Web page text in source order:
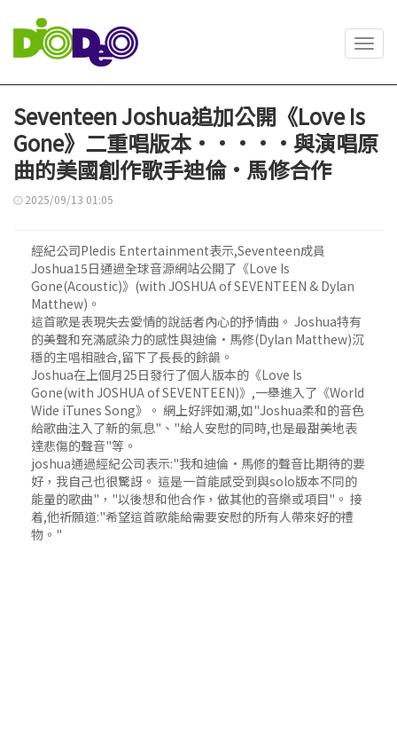
Seventeen Joshua追加公開《Love Is
Gone》二重唱版本·····與演唱原
曲的美國創作歌手迪倫·馬修合作
2025/09/13 01:05
經紀公司Pledis Entertainment表示,Seventeen成員
Joshua15日通過全球音源網站公開了《Love Is
Gone(Acoustic)》(with JOSHUA of SEVENTEEN & Dylan
Matthew)。
這首歌是表現失去愛情的說話者內心的抒情曲。 Joshua特有
的美聲和充滿感染力的感性與迪倫·馬修(Dylan Matthew)沉
穩的主唱相融合,留下了長長的餘韻。
Joshua在上個月25日發行了個人版本的《Love Is
Gone(with JOSHUA of SEVENTEEN)》,一舉進入了《World
Wide iTunes Song》。 網上好評如潮,如"Joshua柔和的音色
給歌曲注入了新的氣息"、"給人安慰的同時,也是最甜美地表
達悲傷的聲音"等。
joshua通過經紀公司表示:"我和迪倫·馬修的聲音比期待的要
好，我自己也很驚訝。 這是一首能感受到與solo版本不同的
能量的歌曲"，"以後想和他合作，做其他的音樂或項目"。 接
着,他祈願道:"希望這首歌能給需要安慰的所有人帶來好的禮
物。"